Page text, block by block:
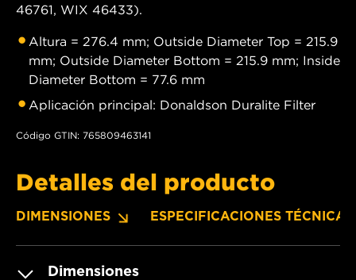
46761, WIX 46433).
Altura = 276.4 mm; Outside Diameter Top = 215.9
mm; Outside Diameter Bottom = 215.9 mm; Inside
Diameter Bottom = 77.6 mm
Aplicación principal: Donaldson Duralite Filter
Código GTIN: 765809463141
Detalles del producto
DIMENSIONES ESPECIFICACIONES TÉCNICAS
Dimensiones